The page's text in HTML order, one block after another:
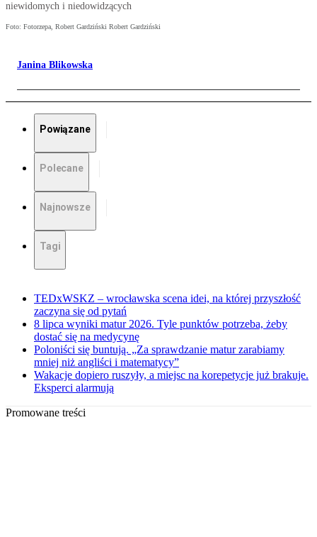
niewidomych i niedowidzących
Foto: Fotorzepa, Robert Gardziński Robert Gardziński
Janina Blikowska
Powiązane
Polecane
Najnowsze
Tagi
TEDxWSKZ – wrocławska scena idei, na której przyszłość
zaczyna się od pytań
8 lipca wyniki matur 2026. Tyle punktów potrzeba, żeby
dostać się na medycynę
Poloniści się buntują. „Za sprawdzanie matur zarabiamy
mniej niż angliści i matematycy”
Wakacje dopiero ruszyły, a miejsc na korepetycje już brakuje.
Eksperci alarmują
Promowane treści